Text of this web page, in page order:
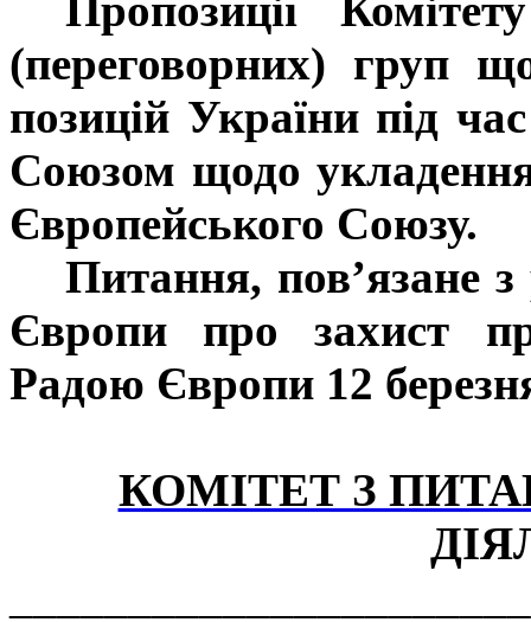
(переговорних) груп
позицій України під
Союзом щодо
Європейського Союзу.
Питання, пов’язане
Європи про захист
Радою Європи 12
КОМІТЕТ З